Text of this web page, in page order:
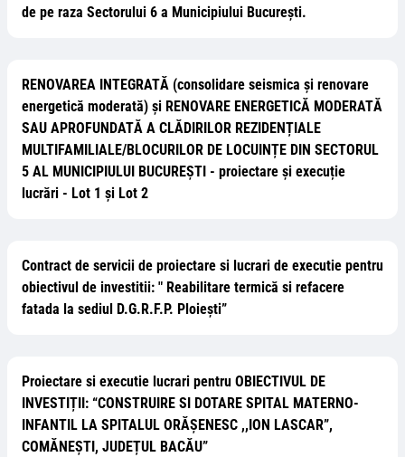
de pe raza Sectorului 6 a Municipiului Bucureşti.
RENOVAREA INTEGRATĂ (consolidare seismica și renovare
energetică moderată) și RENOVARE ENERGETICĂ MODERATĂ
SAU APROFUNDATĂ A CLĂDIRILOR REZIDENȚIALE
MULTIFAMILIALE/BLOCURILOR DE LOCUINȚE DIN SECTORUL
5 AL MUNICIPIULUI BUCUREȘTI - proiectare și execuție
lucrări - Lot 1 și Lot 2
Contract de servicii de proiectare si lucrari de executie pentru
obiectivul de investitii: " Reabilitare termică si refacere
fatada la sediul D.G.R.F.P. Ploiești”
Proiectare si executie lucrari pentru OBIECTIVUL DE
INVESTIȚII: “CONSTRUIRE SI DOTARE SPITAL MATERNO-
INFANTIL LA SPITALUL ORĂȘENESC ,,ION LASCAR”,
COMĂNEȘTI, JUDEȚUL BACĂU”